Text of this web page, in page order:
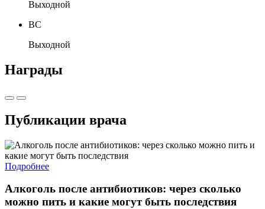
Выходной
ВС
Выходной
Награды
Публикации врача
Подробнее
Алкоголь после антибиотиков: через сколько
можно пить и какие могут быть последствия